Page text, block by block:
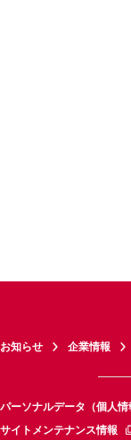
お知らせ 企業情報
パーソナルデータ（個人
サイトメンテナンス情報